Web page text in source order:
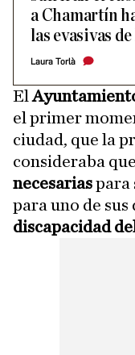
a Chamartín
las evasivas
Laura Torlà
El
el primer
ciudad, que la
consideraba que
necesariaspara
para uno de sus
discapacidad